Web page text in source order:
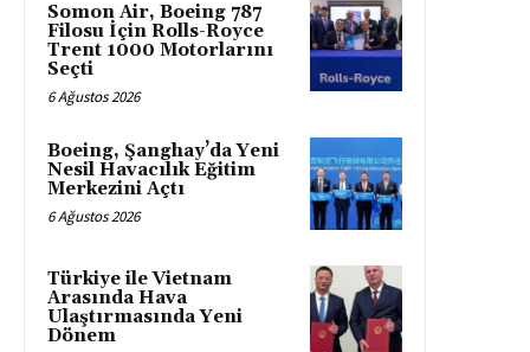
Somon Air, Boeing 787
Filosu İçin Rolls-Royce
Trent 1000 Motorlarını
Seçti
6 Ağustos 2026
Boeing, Şanghay’da Yeni
Nesil Havacılık Eğitim
Merkezini Açtı
6 Ağustos 2026
Türkiye ile Vietnam
Arasında Hava
Ulaştırmasında Yeni
Dönem